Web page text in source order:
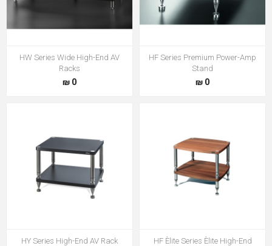
HF Series Premium Power-Amp
Stand
0 ₪
HW Series Wide High-End AV
Racks
0 ₪
HF Èlite Series Èlite High-End
HY Series High-End AV Rack